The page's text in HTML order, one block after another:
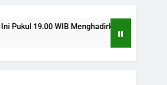
Menghadirkan Berita Terbaru Duel